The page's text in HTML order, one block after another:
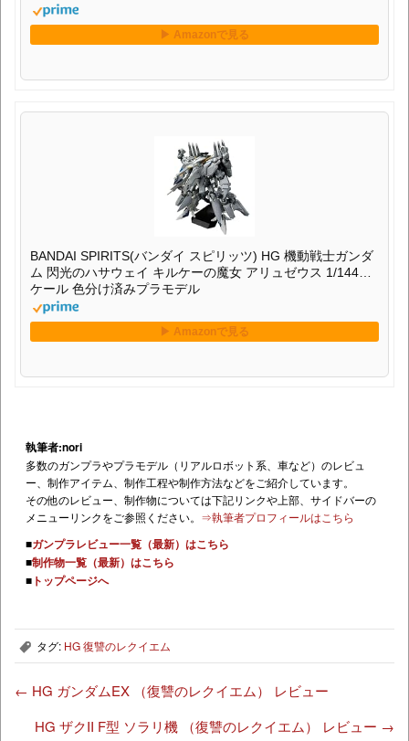
BANDAI SPIRITS(バンダイ スピリッツ) HG 機動戦士ガンダ
ム 閃光のハサウェイ キルケーの魔女 アリュゼウス 1/144ス
ケール 色分け済みプラモデル
執筆者:nori
多数のガンプラやプラモデル（リアルロボット系、車など）のレビュ
ー、制作アイテム、制作工程や制作方法などをご紹介しています。
その他のレビュー、制作物については下記リンクや上部、サイドバーの
メニューリンクをご参照ください。 ⇒執筆者プロフィールはこちら
■ガンプラレビュー一覧（最新）はこちら
■制作物一覧（最新）はこちら
■ トップページへ
, タグ: HG 復讐のレクイエム
← HG ガンダムEX （復讐のレクイエム） レビュー
HG ザクII F型 ソラリ機 （復讐のレクイエム） レビュー →